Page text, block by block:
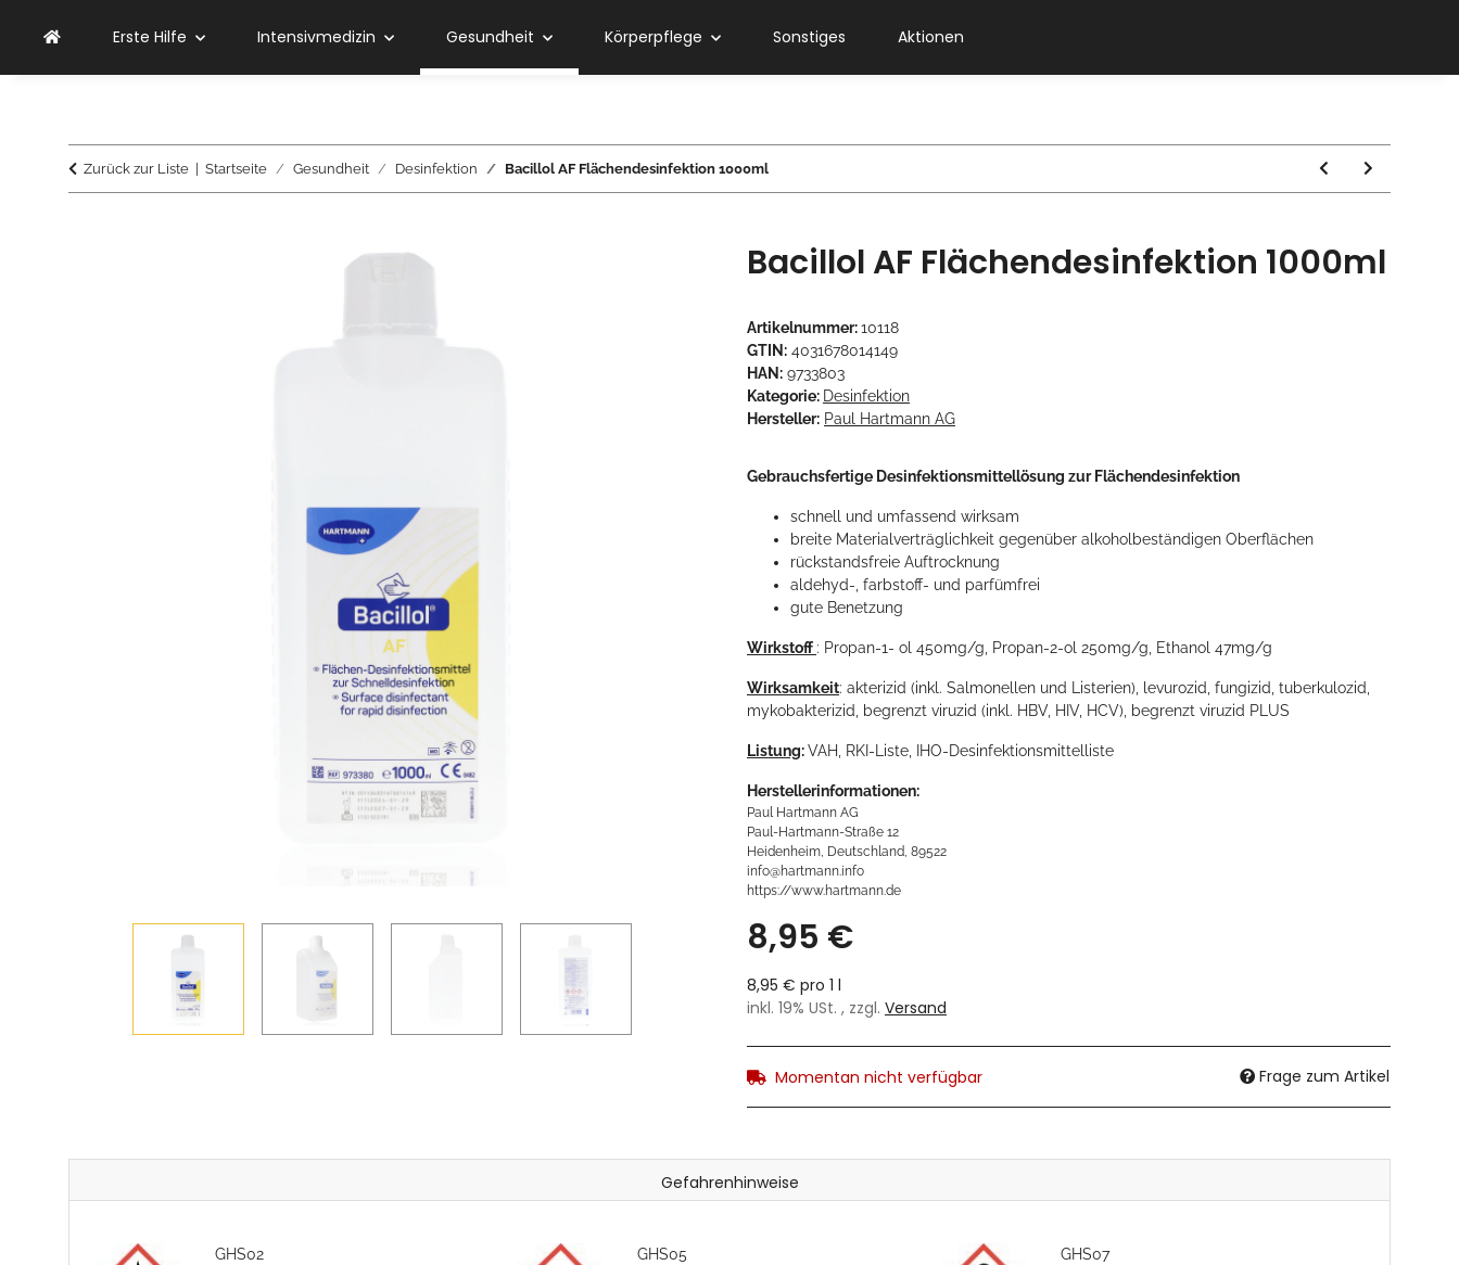
Erste Hilfe Intensivmedizin Gesundheit Körperpflege Sonstiges Aktionen
Zurück zur Liste Startseite Gesundheit Desinfektion Bacillol AF Flächendesinfektion 1000ml
Bacillol AF Flächendesinfektion 1000ml
Artikelnummer:10118
GTIN: 4031678014149
HAN: 9733803
Kategorie: Desinfektion
Hersteller: Paul Hartmann AG
Gebrauchsfertige Desinfektionsmittellösung zur Flächendesinfektion
schnell und umfassend wirksam
breite Materialverträglichkeit gegenüber alkoholbeständigen Oberflächen
rückstandsfreie Auftrocknung
aldehyd-, farbstoff- und parfümfrei
gute Benetzung
Wirkstoff : Propan-1- ol 450mg/g, Propan-2-ol 250mg/g, Ethanol 47mg/g
Wirksamkeit: akterizid (inkl. Salmonellen und Listerien), levurozid, fungizid, tuberkulozid,
mykobakterizid, begrenzt viruzid (inkl. HBV, HIV, HCV), begrenzt viruzid PLUS
Listung:VAH, RKI-Liste, IHO-Desinfektionsmittelliste
Herstellerinformationen:
Paul Hartmann AG
Paul-Hartmann-Straße 12
Heidenheim, Deutschland, 89522
info@hartmann.info
https://www.hartmann.de
8,95 €
8,95 € pro 1 l
inkl. 19% USt. , zzgl. Versand
Momentan nicht verfügbar Frage zum Artikel
Gefahrenhinweise
GHS02
GHS05
GHS07